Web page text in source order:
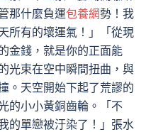
那什麼負運包養網勢！我
所有的壞運氣！」「從現
金錢，就是你的正面能
光束在空中瞬間扭曲，與
。天空開始下起了荒謬的
的小小黃銅齒輪。「不
的單戀被汙染了！」張水